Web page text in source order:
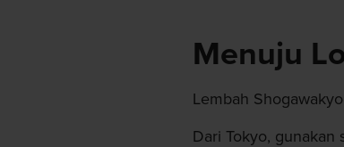
Menuju
Lembah
Dari Tokyo, gunakan